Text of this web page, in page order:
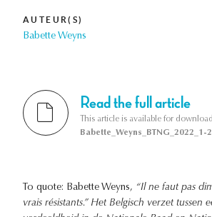
AUTEUR(S)
Babette Weyns
Read the full article
This article is available for
Babette_Weyns_BTNG_2022_1-
To quote: Babette Weyns, “Il ne faut pas
vrais résistants.” Het Belgisch verzet tussen